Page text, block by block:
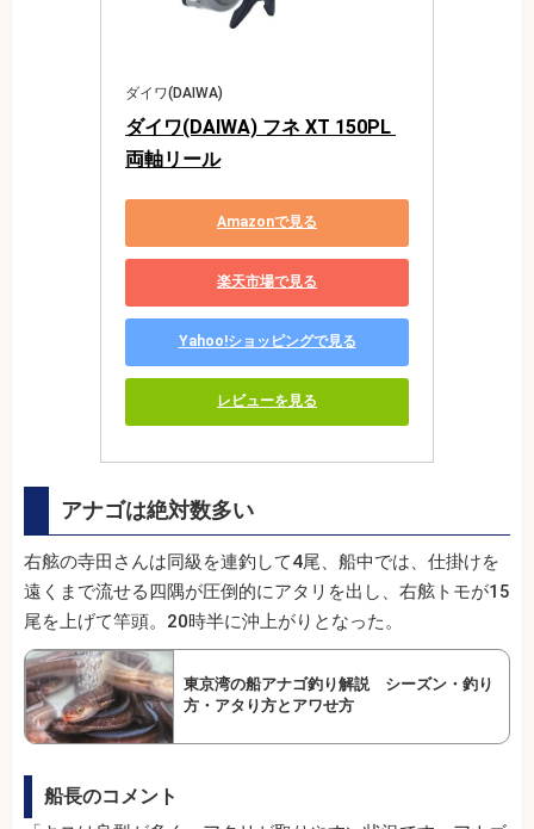
ダイワ(DAIWA)
ダイワ(DAIWA) フネ XT 150PL
両軸リール
Amazonで見る
楽天市場で見る
Yahoo!ショッピングで見る
レビューを見る
アナゴは絶対数多い
右舷の寺田さんは同級を連釣して4尾、船中では、仕掛けを
遠くまで流せる四隅が圧倒的にアタリを出し、右舷トモが15
尾を上げて竿頭。20時半に沖上がりとなった。
東京湾の船アナゴ釣り解説 シーズン・釣り
方・アタり方とアワせ方
船長のコメント